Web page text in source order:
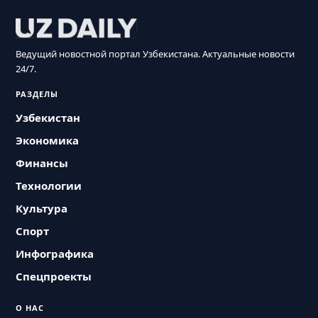
Ведущий новостной портал Узбекистана. Актуальные новости
24/7.
РАЗДЕЛЫ
Узбекистан
Экономика
Финансы
Технологии
Культура
Спорт
Инфографика
Спецпроекты
О НАС